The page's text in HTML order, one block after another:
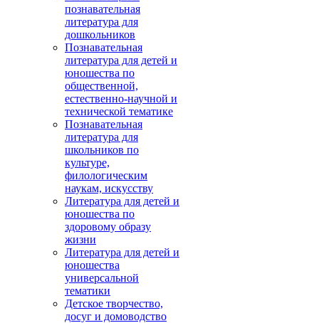
познавательная
литература для
дошкольников
Познавательная
литература для детей и
юношества по
общественной,
естественно-научной и
технической тематике
Познавательная
литература для
школьников по
культуре,
филологическим
наукам, искусству
Литература для детей и
юношества по
здоровому образу
жизни
Литература для детей и
юношества
универсальной
тематики
Детское творчество,
досуг и домоводство